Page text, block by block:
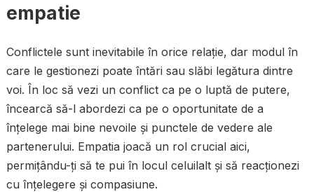
empatie
Conflictele sunt inevitabile în orice relație, dar modul în
care le gestionezi poate întări sau slăbi legătura dintre
voi. În loc să vezi un conflict ca pe o luptă de putere,
încearcă să-l abordezi ca pe o oportunitate de a
înțelege mai bine nevoile și punctele de vedere ale
partenerului. Empatia joacă un rol crucial aici,
permițându-ți să te pui în locul celuilalt și să reacționezi
cu înțelegere și compasiune.